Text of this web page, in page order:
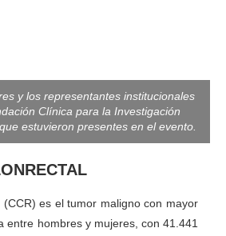
y los representantes institucionales
Clínica para la Investigación
estuvieron presentes en el evento.
(CCR) es el tumor maligno con mayor
entre hombres y mujeres, con 41.441